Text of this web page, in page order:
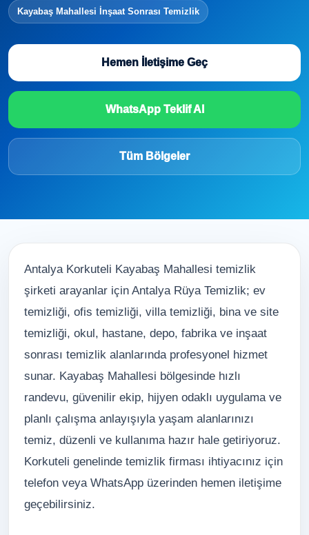
Kayabaş Mahallesi İnşaat Sonrası Temizlik
Hemen İletişime Geç
WhatsApp Teklif Al
Tüm Bölgeler
Antalya Korkuteli Kayabaş Mahallesi temizlik
şirketi arayanlar için Antalya Rüya Temizlik; ev
temizliği, ofis temizliği, villa temizliği, bina ve site
temizliği, okul, hastane, depo, fabrika ve inşaat
sonrası temizlik alanlarında profesyonel hizmet
sunar. Kayabaş Mahallesi bölgesinde hızlı
randevu, güvenilir ekip, hijyen odaklı uygulama ve
planlı çalışma anlayışıyla yaşam alanlarınızı
temiz, düzenli ve kullanıma hazır hale getiriyoruz.
Korkuteli genelinde temizlik firması ihtiyacınız için
telefon veya WhatsApp üzerinden hemen iletişime
geçebilirsiniz.